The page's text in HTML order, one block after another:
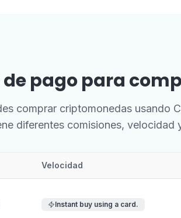
pago para
comprar criptomonedas usando
diferentes comisiones, velocidad
Velocidad
Instant buy using a card.